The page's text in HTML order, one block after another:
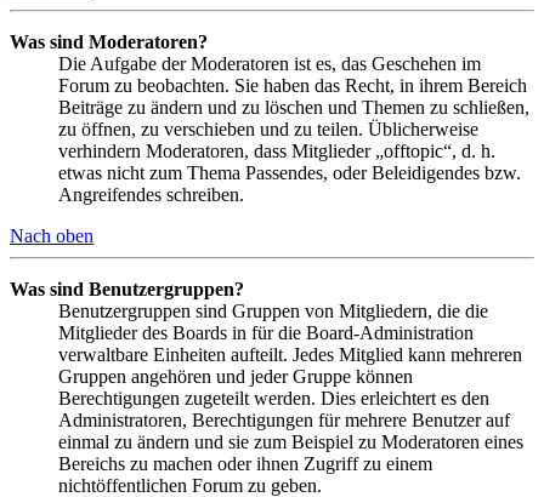
Was sind Moderatoren?
Die Aufgabe der Moderatoren ist es, das Geschehen im
Forum zu beobachten. Sie haben das Recht, in ihrem Bereich
Beiträge zu ändern und zu löschen und Themen zu schließen,
zu öffnen, zu verschieben und zu teilen. Üblicherweise
verhindern Moderatoren, dass Mitglieder „offtopic“, d. h.
etwas nicht zum Thema Passendes, oder Beleidigendes bzw.
Angreifendes schreiben.
Nach oben
Was sind Benutzergruppen?
Benutzergruppen sind Gruppen von Mitgliedern, die die
Mitglieder des Boards in für die Board-Administration
verwaltbare Einheiten aufteilt. Jedes Mitglied kann mehreren
Gruppen angehören und jeder Gruppe können
Berechtigungen zugeteilt werden. Dies erleichtert es den
Administratoren, Berechtigungen für mehrere Benutzer auf
einmal zu ändern und sie zum Beispiel zu Moderatoren eines
Bereichs zu machen oder ihnen Zugriff zu einem
nichtöffentlichen Forum zu geben.